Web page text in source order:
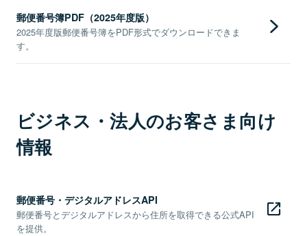
郵便番号簿PDF（2025年度版）
2025年度版郵便番号簿をPDF形式でダウンロードできま
す。
ビジネス・法人のお客さま向け
情報
郵便番号・デジタルアドレスAPI
郵便番号とデジタルアドレスから住所を取得できる公式API
を提供。